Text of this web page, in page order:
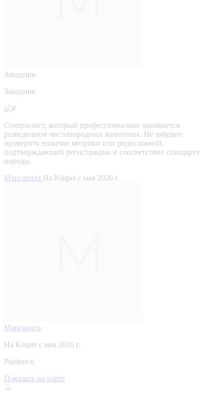
Заводчик
Заводчик
Специалист, который профессионально занимается
разведением чистопородных животных. Не забудьте
проверить наличие метрики или родословной,
подтверждающей регистрацию и соответствие стандарту
породы.
Маргарита На Kinpet c мая 2026 г.
Маргарита
На Kinpet c мая 2026 г.
Рыбинск
Показать на карте